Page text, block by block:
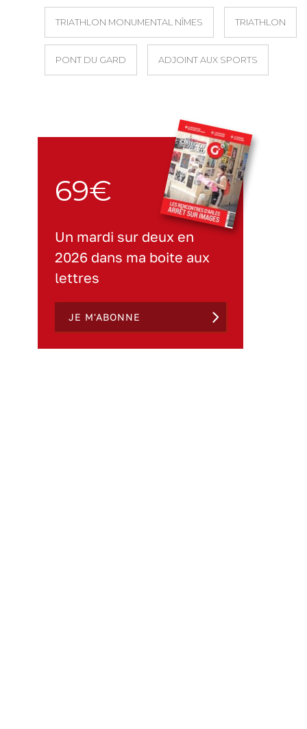
TRIATHLON MONUMENTAL NÎMES TRIATHLON
PONT DU GARD ADJOINT AUX SPORTS
69€
Un mardi sur deux en
2026 dans ma boite aux
lettres
JE M'ABONNE